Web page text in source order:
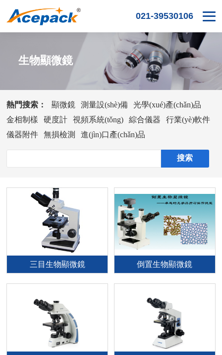
021-39530106
生物顯微鏡
熱門搜索： 顯微鏡 測量設(shè)備
光學(xué)產(chǎn)品
金相制樣
硬度計 視頻系統(tǒng) 綜合儀器
行業(yè)軟件
儀器附件
無損檢測 進(jìn)口產(chǎn)品
三目生物顯微鏡 倒置生物顯微鏡